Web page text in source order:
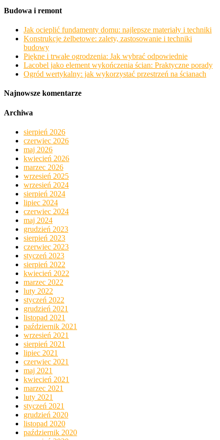
Budowa i remont
Jak ocieplić fundamenty domu: najlepsze materiały i techniki
Konstrukcje żelbetowe: zalety, zastosowanie i techniki
budowy
Piękne i trwałe ogrodzenia: Jak wybrać odpowiednie
Lacobel jako element wykończenia ścian: Praktyczne porady
Ogród wertykalny: jak wykorzystać przestrzeń na ścianach
Najnowsze komentarze
Archiwa
sierpień 2026
czerwiec 2026
maj 2026
kwiecień 2026
marzec 2026
wrzesień 2025
wrzesień 2024
sierpień 2024
lipiec 2024
czerwiec 2024
maj 2024
grudzień 2023
sierpień 2023
czerwiec 2023
styczeń 2023
sierpień 2022
kwiecień 2022
marzec 2022
luty 2022
styczeń 2022
grudzień 2021
listopad 2021
październik 2021
wrzesień 2021
sierpień 2021
lipiec 2021
czerwiec 2021
maj 2021
kwiecień 2021
marzec 2021
luty 2021
styczeń 2021
grudzień 2020
listopad 2020
październik 2020